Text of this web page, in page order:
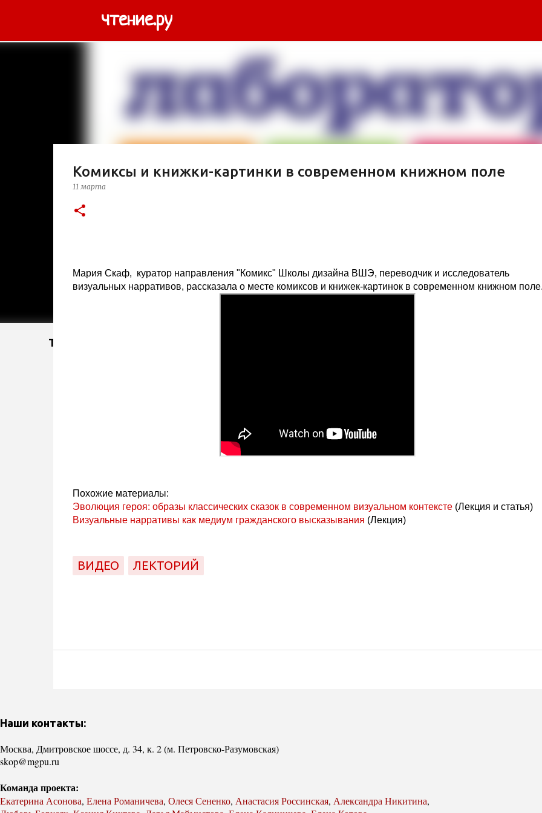
чтение.ру
Тэги
Комиксы и книжки-картинки в современном книжном поле
11 марта
Мария Скаф, куратор направления "Комикс" Школы дизайна ВШЭ, переводчик и исследователь
визуальных нарративов, рассказала о месте комиксов и книжек-картинок в современном книжном
Похожие материалы:
Эволюция героя: образы классических сказок в современном визуальном контексте(Лекция и статья)
Визуальные нарративы как медиум гражданского высказывания (Лекция)
ВИДЕО ЛЕКТОРИЙ
Наши контакты:
Москва, Дмитровское шоссе, д. 34, к. 2 (м. Петровско-Разумовская)
skop@mgpu.ru
Команда проекта:
Екатерина Асонова, Елена Романичева, Олеся Сененко, Анастасия Россинская, Александра Никитина,